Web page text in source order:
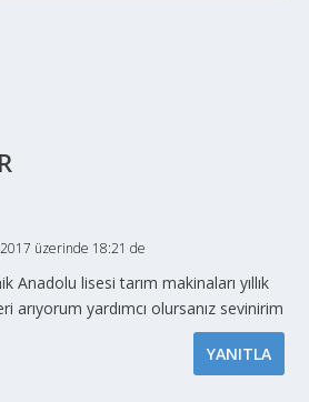
üzerinde 18:21 de
Anadolu lisesi tarım makinaları yıllık
arıyorum yardımcı olursanız sevinirim
YANITLA